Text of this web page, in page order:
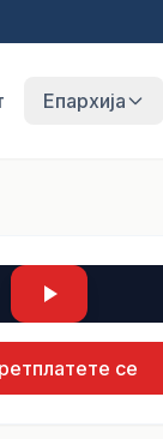
Епархија
се